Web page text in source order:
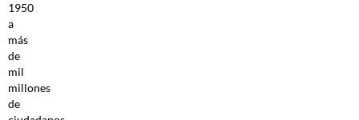
1950
a
más
de
mil
millones
de